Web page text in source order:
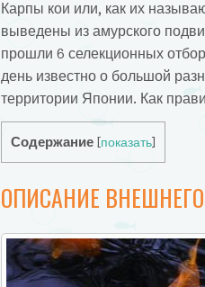
Карпы кои или, как их
выведены из амурского
прошли 6 селекционных
день известно о большой
территории Японии. Как
Содержание показать]
ОПИСАНИЕ